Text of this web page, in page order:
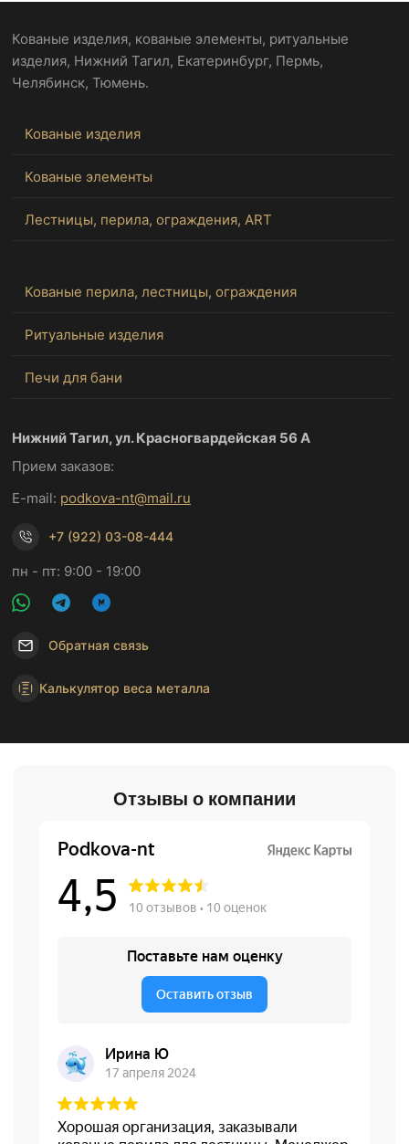
Кованые изделия, кованые элементы, ритуальные
изделия, Нижний Тагил, Екатеринбург, Пермь,
Челябинск, Тюмень.
Кованые изделия
Кованые элементы
Лестницы, перила, ограждения, ART
Кованые перила, лестницы, ограждения
Ритуальные изделия
Печи для бани
Нижний Тагил, ул. Красногвардейская 56 А
Прием заказов:
E-mail: podkova-nt@mail.ru
+7 (922) 03-08-444
пн - пт: 9:00 - 19:00
Обратная связь
Калькулятор веса металла
Отзывы о компании